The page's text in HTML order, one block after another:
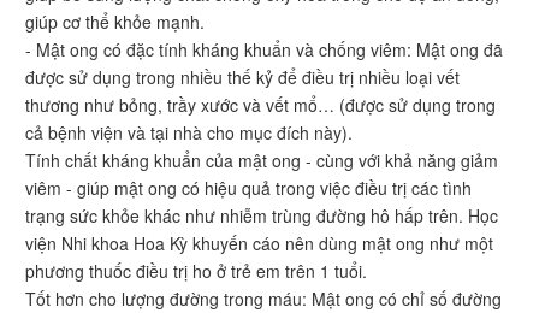
giúp cơ thể khỏe mạnh.
- Mật ong có đặc tính kháng khuẩn và chống viêm: Mật ong đã
được sử dụng trong nhiều thế kỷ để điều trị nhiều loại vết
thương như bỏng, trầy xước và vết mổ… (được sử dụng trong
cả bệnh viện và tại nhà cho mục đích này).
Tính chất kháng khuẩn của mật ong - cùng với khả năng giảm
viêm - giúp mật ong có hiệu quả trong việc điều trị các tình
trạng sức khỏe khác như nhiễm trùng đường hô hấp trên. Học
viện Nhi khoa Hoa Kỳ khuyến cáo nên dùng mật ong như một
phương thuốc điều trị ho ở trẻ em trên 1 tuổi.
Tốt hơn cho lượng đường trong máu: Mật ong có chỉ số đường